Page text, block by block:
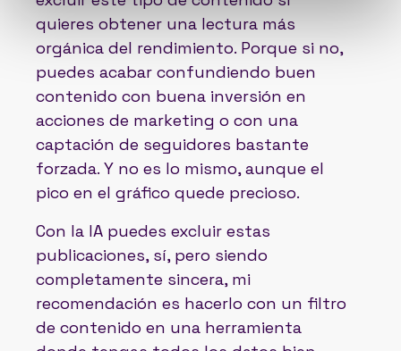
quieres obtener una lectura más
orgánica del rendimiento. Porque si no,
puedes acabar confundiendo buen
contenido con buena inversión en
acciones de marketing o con una
captación de seguidores bastante
forzada. Y no es lo mismo, aunque el
pico en el gráfico quede precioso.
Con la IA puedes excluir estas
publicaciones, sí, pero siendo
completamente sincera, mi
recomendación es hacerlo con un filtro
de contenido en una herramienta